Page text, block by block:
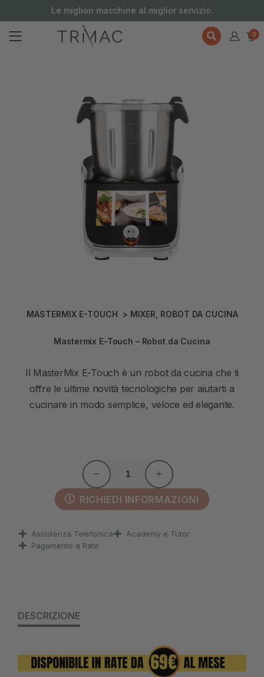
Le migliori macchine al miglior servizio.
0
MASTERMIX E-TOUCH > MIXER ROBOT DA CUCINA
Mastermix E-Touch – Robot da Cucina
Il MasterMix E-Touch è un robot da cucina che ti
offre le ultime novità tecnologiche per aiutarti a
cucinare in modo semplice, veloce ed elegante.
RICHIEDI INFORMAZIONI
Assistenza Telefonica
Academy e Tutor
Pagamento a Rate
DESCRIZIONE